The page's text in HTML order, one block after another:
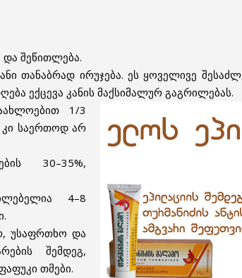
და შეწითლება.
თანაბრად ირუჯება. ეს ყოველივე
ექცევა კანის მაქსიმალურ გაგრილებას.
1/3
კი საერთოდ არ
30–35%,
4–8
უსაფრთხო და
შემდეგ,
თმები.